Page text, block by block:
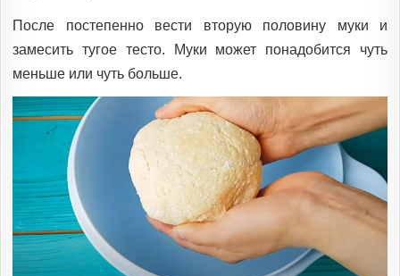
После постепенно вести вторую половину муки и
замесить тугое тесто. Муки может понадобится чуть
меньше или чуть больше.